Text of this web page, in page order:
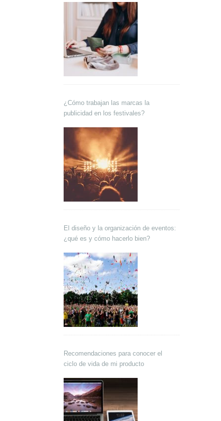
¿Cómo trabajan las marcas la
publicidad en los festivales?
El diseño y la organización de eventos:
¿qué es y cómo hacerlo bien?
Recomendaciones para conocer el
ciclo de vida de mi producto